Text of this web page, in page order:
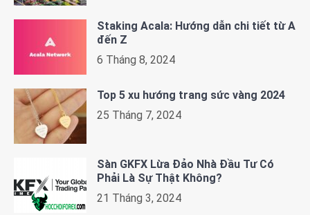
Staking Acala: Hướng dẫn chi tiết từ A
đến Z
6 Tháng 8, 2024
Top 5 xu hướng trang sức vàng 2024
25 Tháng 7, 2024
Sàn GKFX Lừa Đảo Nhà Đầu Tư Có
Phải Là Sự Thật Không?
21 Tháng 3, 2024